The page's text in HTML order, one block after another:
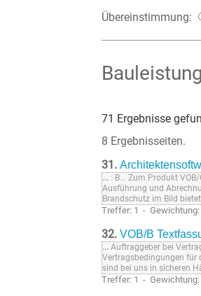
Übereinstimmung:
Bauleistung
71 Ergebnisse
8 Ergebnisseiten.
31.
... : B... Zum Produkt
Ausführung und
Brandschutz im Bild
Treffer: 1 - Gewichtung:
32. VOB/B
... Auftraggeber bei
Vertragsbedingungen für
sind bei uns in sicheren
Treffer: 1 - Gewichtung: